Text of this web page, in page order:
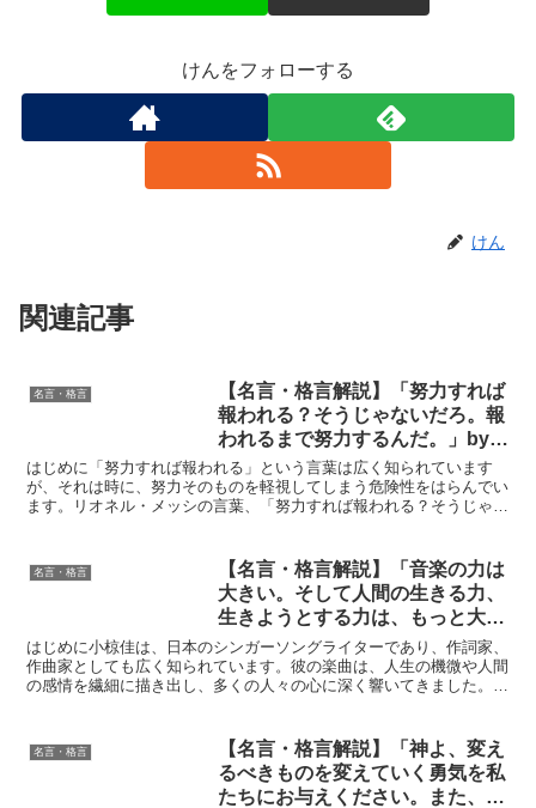
けんをフォローする
けん
関連記事
名言・格言
【名言・格言解説】「努力すれば
報われる？そうじゃないだろ。報
われるまで努力するんだ。」by
メッシの深い意味と得られる教訓
はじめに「努力すれば報われる」という言葉は広く知られています
が、それは時に、努力そのものを軽視してしまう危険性をはらんでい
ます。リオネル・メッシの言葉、「努力すれば報われる？そうじゃな
名言・格言
【名言・格言解説】「音楽の力は
大きい。そして人間の生きる力、
生きようとする力は、もっと大き
い。」by 小椋 佳の深い意味と得
られる教訓
はじめに小椋佳は、日本のシンガーソングライターであり、作詞家、
作曲家としても広く知られています。彼の楽曲は、人生の機微や人間
の感情を繊細に描き出し、多くの人々の心に深く響いてきました。特
名言・格言
【名言・格言解説】「神よ、変え
るべきものを変えていく勇気を私
たちにお与えください。また、変